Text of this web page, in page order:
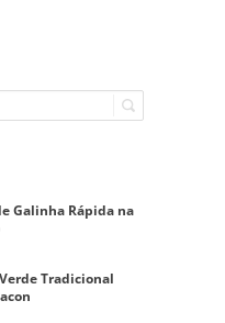
Galinha Rápida na
Tradicional